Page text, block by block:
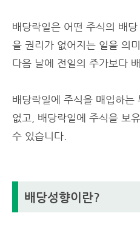
배당락일은 어떤 주식의 배
을 권리가 없어지는 일을 의
다음 날에 전일의 주가보다
배당락일에 주식을 매입하는
없고, 배당락일에 주식을 보
수 있습니다.
배당성향이란?